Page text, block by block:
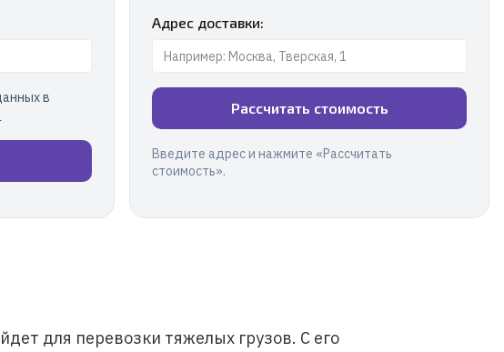
в
Адрес доставки:
Рассчитать стоимость
Введите адрес и нажмите «Рассчитать
стоимость».
для перевозки тяжелых грузов. С его